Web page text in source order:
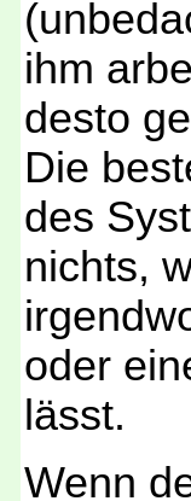
ihm
desto
Die
des
nichts,
oder
lässt.
Wenn